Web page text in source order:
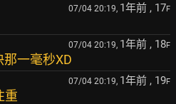
07/04 20:19, 1年前 , 17F
07/04 20:19, 1年前 , 18F
那一毫秒XD
07/04 20:19, 1年前 , 19F
重